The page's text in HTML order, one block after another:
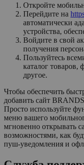
Откройте
Перейдите на
автоматически
устройства,
Войдите в свой
получения
Пользуйтесь
каталог товаров,
другое.
Чтобы обеспечить
добавить сайт
Просто используйте
меню вашего
мгновенно открывать
возможностями, как
пуш-уведомления и